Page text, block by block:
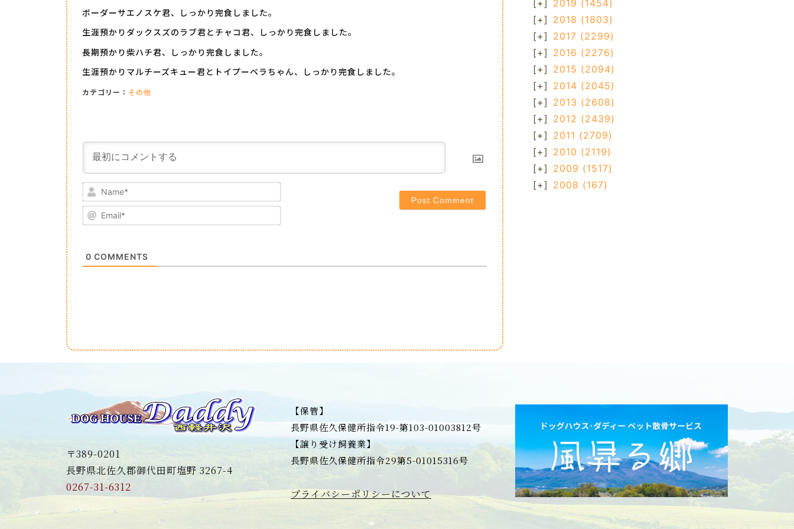
ボーダーサエノスケ君、しっかり完食しました。
生涯預かりダックスズのラブ君とチャコ君、しっかり完食しました。
長期預かり柴ハチ君、しっかり完食しました。
生涯預かりマルチーズキュー君とトイプーベラちゃん、しっかり完食しました。
カテゴリー： その他
Name*
Email*
0 COMMENTS
[+] 2019 (1454)
[+] 2018 (1803)
[+] 2017 (2299)
[+] 2016 (2276)
[+] 2015 (2094)
[+] 2014 (2045)
[+] 2013 (2608)
[+] 2012 (2439)
[+] 2011 (2709)
[+] 2010 (2119)
[+] 2009 (1517)
[+] 2008 (167)
〒389-0201
長野県北佐久郡御代田町塩野 3267-4
0267-31-6312
【保管】
長野県佐久保健所指令19-第103-01003812号
【譲り受け飼養業】
長野県佐久保健所指令29第5-01015316号
プライバシーポリシーについて